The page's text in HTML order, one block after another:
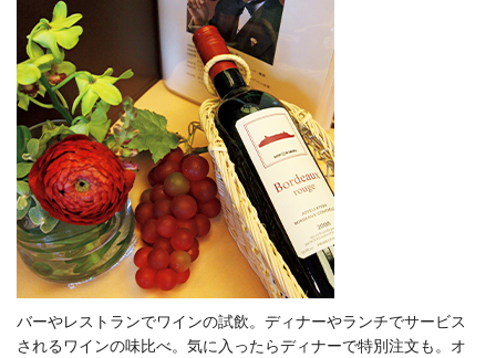
バーやレストランでワインの試飲。ディナーやランチでサービス
されるワインの味比べ。気に入ったらディナーで特別注文も。オ